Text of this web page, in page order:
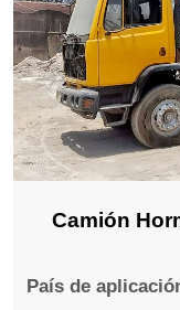
Camión
País de